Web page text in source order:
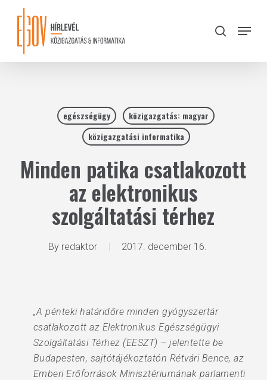
content
search
Menu
egészségügy
közigazgatás: magyar
közigazgatási informatika
Minden patika csatlakozott
az elektronikus
szolgáltatási térhez
By redaktor 2017. december 16.
„A pénteki határidőre minden gyógyszertár
csatlakozott az Elektronikus Egészségügyi
Szolgáltatási Térhez (EESZT) – jelentette be
Budapesten, sajtótájékoztatón Rétvári Bence, az
Emberi Erőforrások Minisztériumának parlamenti
Close